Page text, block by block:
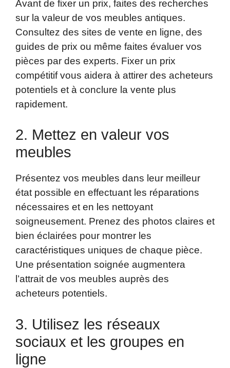
Avant de fixer un prix, faites des recherches
sur la valeur de vos meubles antiques.
Consultez des sites de vente en ligne, des
guides de prix ou même faites évaluer vos
pièces par des experts. Fixer un prix
compétitif vous aidera à attirer des acheteurs
potentiels et à conclure la vente plus
rapidement.
2. Mettez en valeur vos
meubles
Présentez vos meubles dans leur meilleur
état possible en effectuant les réparations
nécessaires et en les nettoyant
soigneusement. Prenez des photos claires et
bien éclairées pour montrer les
caractéristiques uniques de chaque pièce.
Une présentation soignée augmentera
l’attrait de vos meubles auprès des
acheteurs potentiels.
3. Utilisez les réseaux
sociaux et les groupes en
ligne